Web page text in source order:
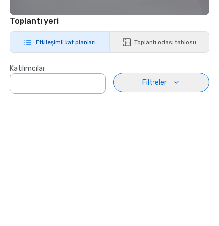
Toplantı yeri
Etkileşimli kat planları Toplantı odası tablosu
Katılımcılar
Filtreler